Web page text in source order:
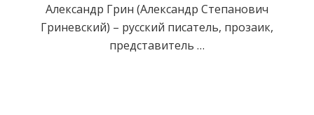
Александр Грин (Александр Степанович
Гриневский) – русский писатель, прозаик,
представитель …